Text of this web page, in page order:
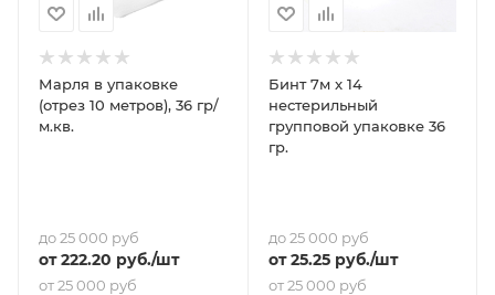
Марля в упаковке
(отрез 10 метров), 36 гр/
м.кв.
до 25 000 руб
от222.20 руб./шт
от 25 000 руб
Бинт 7м x 14
нестерильный
групповой упаковке 36
гр.
до 25 000 руб
от25.25руб./шт
от 25 000 руб